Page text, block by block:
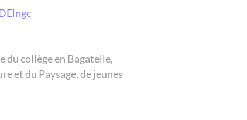
du collège en Bagatelle,
et du Paysage, de jeunes